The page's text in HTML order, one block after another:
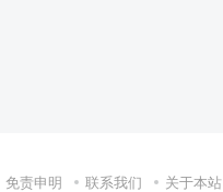
免责申明 联系我们 关于本站